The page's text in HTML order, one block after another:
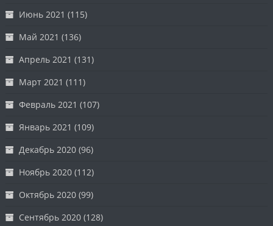
Июнь 2021 (115)
Май 2021 (136)
Апрель 2021 (131)
Март 2021 (111)
Февраль 2021 (107)
Январь 2021 (109)
Декабрь 2020 (96)
Ноябрь 2020 (112)
Октябрь 2020 (99)
Сентябрь 2020 (128)